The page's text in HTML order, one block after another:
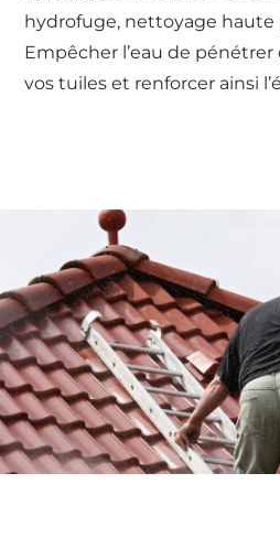
hydrofuge, nettoyage haute
Empêcher l’eau de
vos tuiles et renforcer ainsi